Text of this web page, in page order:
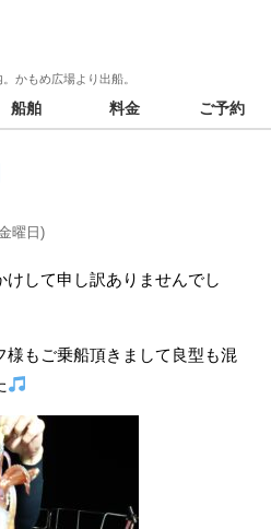
かもめ広場より出船。
船舶 料金 ご予約
曜日)
けして申し訳ありませんでし
様もご乗船頂きまして良型も混